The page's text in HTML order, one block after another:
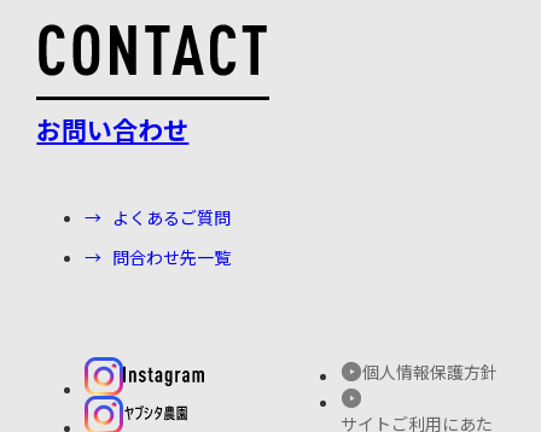
お問い合わせ
よくあるご質問
問合わせ先一覧
個人情報保護方針
サイトご利用にあた